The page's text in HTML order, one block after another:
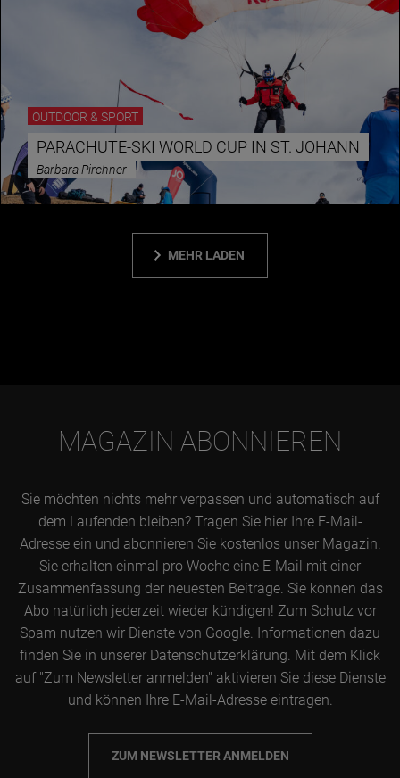
OUTDOOR & SPORT
PARACHUTE-SKI WORLD CUP IN ST. JOHANN
Barbara Pirchner
MEHR LADEN
MAGAZIN ABONNIEREN
Sie möchten nichts mehr verpassen und automatisch auf
dem Laufenden bleiben? Tragen Sie hier Ihre E-Mail-
Adresse ein und abonnieren Sie kostenlos unser Magazin.
Sie erhalten einmal pro Woche eine E-Mail mit einer
Zusammenfassung der neuesten Beiträge. Sie können das
Abo natürlich jederzeit wieder kündigen! Zum Schutz vor
Spam nutzen wir Dienste von Google. Informationen dazu
finden Sie in unserer Datenschutzerklärung. Mit dem Klick
auf "Zum Newsletter anmelden" aktivieren Sie diese Dienste
und können Ihre E-Mail-Adresse eintragen.
ZUM NEWSLETTER ANMELDEN